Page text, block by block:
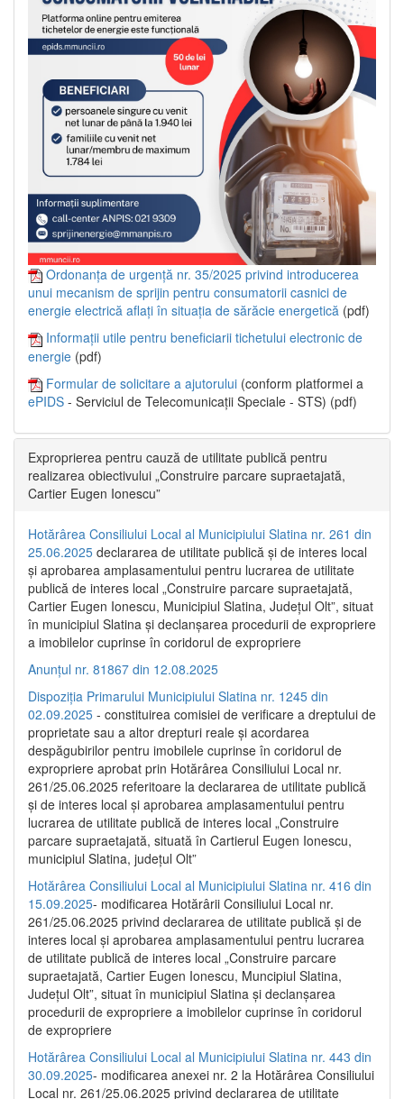
Ordonanța de urgență nr. 35/2025 privind introducerea
unui mecanism de sprijin pentru consumatorii casnici de
energie electrică aflați în situația de sărăcie energetică (pdf)
Informații utile pentru beneficiarii tichetului electronic de
energie (pdf)
Formular de solicitare a ajutorului (conform platformei a
ePIDS - Serviciul de Telecomunicații Speciale - STS) (pdf)
Exproprierea pentru cauză de utilitate publică pentru
realizarea obiectivului „Construire parcare supraetajată,
Cartier Eugen Ionescu”
Hotărârea Consiliului Local al Municipiului Slatina nr. 261 din
25.06.2025 declararea de utilitate publică și de interes local
și aprobarea amplasamentului pentru lucrarea de utilitate
publică de interes local „Construire parcare supraetajată,
Cartier Eugen Ionescu, Municipiul Slatina, Județul Olt”, situat
în municipiul Slatina și declanșarea procedurii de expropriere
a imobilelor cuprinse în coridorul de expropriere
Anunțul nr. 81867 din 12.08.2025
Dispoziția Primarului Municipiului Slatina nr. 1245 din
02.09.2025 - constituirea comisiei de verificare a dreptului de
proprietate sau a altor drepturi reale și acordarea
despăgubirilor pentru imobilele cuprinse în coridorul de
expropriere aprobat prin Hotărârea Consiliului Local nr.
261/25.06.2025 referitoare la declararea de utilitate publică
și de interes local și aprobarea amplasamentului pentru
lucrarea de utilitate publică de interes local „Construire
parcare supraetajată, situată în Cartierul Eugen Ionescu,
municipiul Slatina, județul Olt”
Hotărârea Consiliului Local al Municipiului Slatina nr. 416 din
15.09.2025- modificarea Hotărârii Consiliului Local nr.
261/25.06.2025 privind declararea de utilitate publică și de
interes local și aprobarea amplasamentului pentru lucrarea
de utilitate publică de interes local „Construire parcare
supraetajată, Cartier Eugen Ionescu, Muncipiul Slatina,
Județul Olt”, situat în municipiul Slatina și declanșarea
procedurii de expropriere a imobilelor cuprinse în coridorul
de expropriere
Hotărârea Consiliului Local al Municipiului Slatina nr. 443 din
30.09.2025- modificarea anexei nr. 2 la Hotărârea Consiliului
Local nr. 261/25.06.2025 privind declararea de utilitate